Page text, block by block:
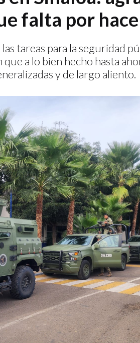
falta por
tareas para la seguridad
a lo bien hecho hasta
y de largo aliento.